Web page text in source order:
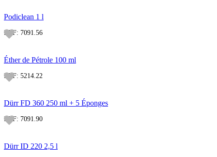
Podiclean 1 l
REF: 7091.56
Éther de Pétrole 100 ml
REF: 5214.22
Dürr FD 360 250 ml + 5 Éponges
REF: 7091.90
Dürr ID 220 2,5 l